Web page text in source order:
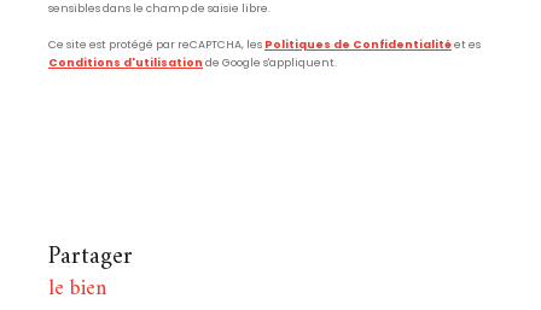
sensibles dans le champ de saisie libre.
Ce site est protégé par reCAPTCHA, les Politiques de Confidentialitéet es
Conditions d'utilisation de Google s'appliquent.
partager
le bien